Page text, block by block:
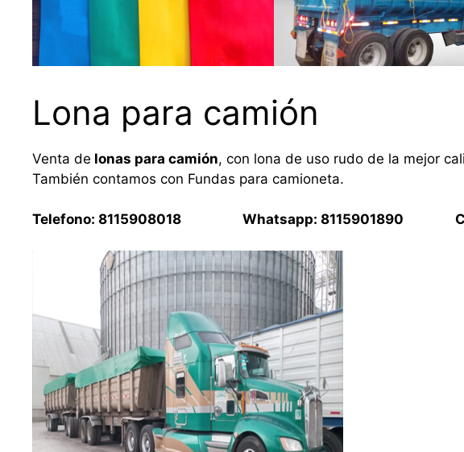
Lona para camión
Venta de lonas para camión, con lona de uso rudo de la mejor
También contamos con Fundas para camioneta.
Telefono: 8115908018 Whatsapp: 8115901890